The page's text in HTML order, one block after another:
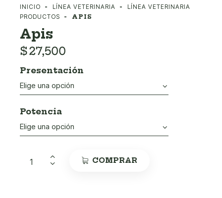
INICIO LÍNEA VETERINARIA
LÍNEA VETERINARIA
PRODUCTOS
APIS
Apis
$27,500
Presentación
Potencia
COMPRAR